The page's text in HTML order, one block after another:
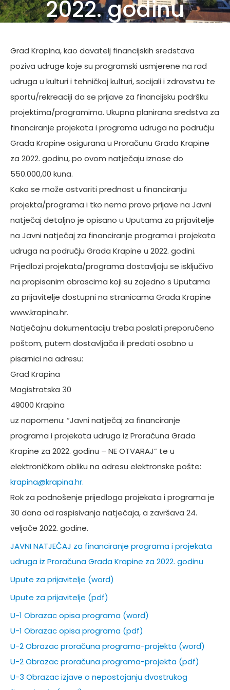
2022. godinu
Grad Krapina, kao davatelj financijskih sredstava
poziva udruge koje su programski usmjerene na rad
udruga u kulturi i tehničkoj kulturi, socijali i zdravstvu te
sportu/rekreaciji da se prijave za financijsku podršku
projektima/programima. Ukupna planirana sredstva za
financiranje projekata i programa udruga na području
Grada Krapine osigurana u Proračunu Grada Krapine
za 2022. godinu, po ovom natječaju iznose do
550.000,00 kuna.
Kako se može ostvariti prednost u financiranju
projekta/programa i tko nema pravo prijave na Javni
natječaj detaljno je opisano u Uputama za prijavitelje
na Javni natječaj za financiranje programa i projekata
udruga na području Grada Krapine u 2022. godini.
Prijedlozi projekata/programa dostavljaju se isključivo
na propisanim obrascima koji su zajedno s Uputama
za prijavitelje dostupni na stranicama Grada Krapine
www.krapina.hr.
Natječajnu dokumentaciju treba poslati preporučeno
poštom, putem dostavljača ili predati osobno u
pisarnici na adresu:
Grad Krapina
Magistratska 30
49000 Krapina
uz napomenu: “Javni natječaj za financiranje
programa i projekata udruga iz Proračuna Grada
Krapine za 2022. godinu – NE OTVARAJ” te u
elektroničkom obliku na adresu elektronske pošte:
krapina@krapina.hr.
Rok za podnošenje prijedloga projekata i programa je
30 dana od raspisivanja natječaja, a završava 24.
veljače 2022. godine.
JAVNI NATJEČAJ za financiranje programa i projekata
udruga iz Proračuna Grada Krapine za 2022. godinu
Upute za prijavitelje (word)
Upute za prijavitelje (pdf)
U-1 Obrazac opisa programa (word)
U-1 Obrazac opisa programa (pdf)
U-2 Obrazac proračuna programa-projekta (word)
U-2 Obrazac proračuna programa-projekta (pdf)
U-3 Obrazac izjave o nepostojanju dvostrukog